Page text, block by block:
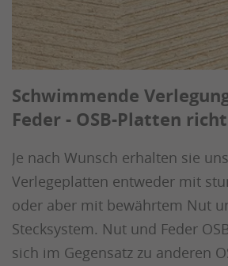
Schwimmende
Feder - OSB-Platten
Je nach Wunsch erhalten sie
Verlegeplatten entweder mit
oder aber mit bewährtem Nut
Stecksystem. Nut und Feder
sich im Gegensatz zu anderen